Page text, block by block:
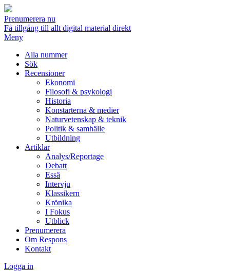
Prenumerera nu
Få tillgång till allt digital material direkt
Meny
Alla nummer
Sök
Recensioner
Ekonomi
Filosofi & psykologi
Historia
Konstarterna & medier
Naturvetenskap & teknik
Politik & samhälle
Utbildning
Artiklar
Analys/Reportage
Debatt
Essä
Intervju
Klassikern
Krönika
I Fokus
Utblick
Prenumerera
Om Respons
Kontakt
Logga in